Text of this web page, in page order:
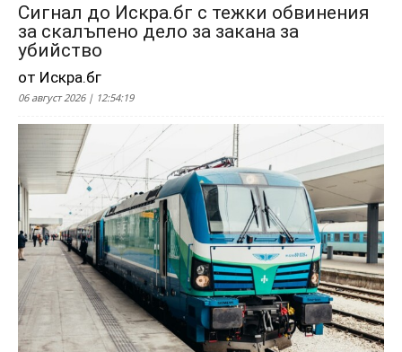
Сигнал до Искра.бг с тежки обвинения
за скалъпено дело за закана за
убийство
от Искра.бг
06 август 2026 | 12:54:19